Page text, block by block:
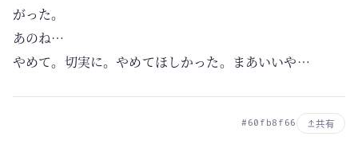
がった。
あのね…
やめて。切実に。やめてほしかった。まあいいや…
#60fb8f66 共有